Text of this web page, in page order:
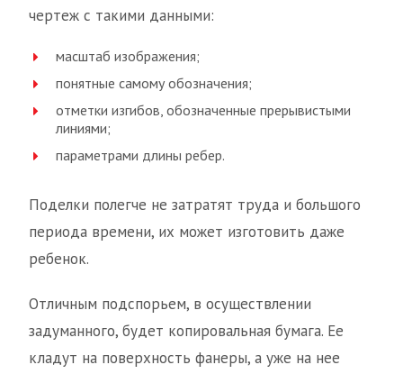
чертеж с такими данными:
масштаб изображения;
понятные самому обозначения;
отметки изгибов, обозначенные прерывистыми
линиями;
параметрами длины ребер.
Поделки полегче не затратят труда и большого
периода времени, их может изготовить даже
ребенок.
Отличным подспорьем, в осуществлении
задуманного, будет копировальная бумага. Ее
кладут на поверхность фанеры, а уже на нее